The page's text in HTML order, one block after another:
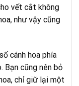
vết cắt không
như vậy cũng
cánh hoa phía
Bạn cũng nên bỏ
chỉ giữ lại một